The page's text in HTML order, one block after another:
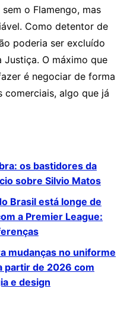
o Flamengo, mas
Como detentor de
poderia ser excluído
Justiça. O máximo que
é negociar de forma
comerciais, algo que já
os bastidores da
sobre Silvio Matos
Brasil está longe de
a Premier League:
mudanças no uniforme
partir de 2026 com
e design